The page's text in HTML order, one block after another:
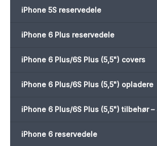
iPhone 5S reservedele
iPhone 6 Plus reservedele
iPhone 6 Plus/6S Plus (5,5") covers
iPhone 6 Plus/6S Plus (5,5") opladere
iPhone 6 Plus/6S Plus (5,5") tilbehør
iPhone 6 reservedele